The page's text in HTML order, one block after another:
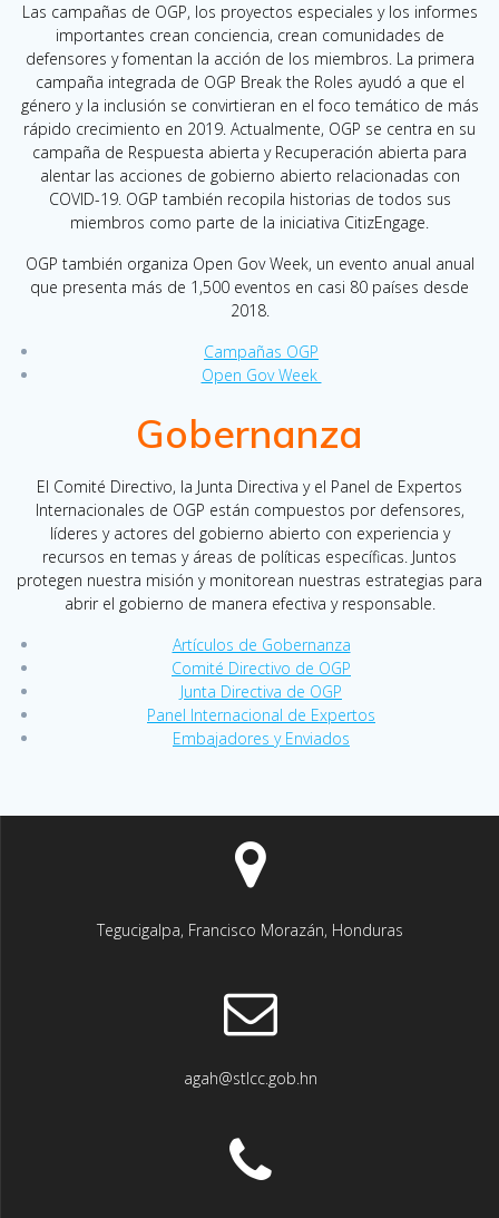
Las campañas de OGP, los proyectos especiales y los informes
importantes crean conciencia, crean comunidades de
defensores y fomentan la acción de los miembros. La primera
campaña integrada de OGP Break the Roles ayudó a que el
género y la inclusión se convirtieran en el foco temático de más
rápido crecimiento en 2019. Actualmente, OGP se centra en su
campaña de Respuesta abierta y Recuperación abierta para
alentar las acciones de gobierno abierto relacionadas con
COVID-19. OGP también recopila historias de todos sus
miembros como parte de la iniciativa CitizEngage.
OGP también organiza Open Gov Week, un evento anual anual
que presenta más de 1,500 eventos en casi 80 países desde
2018.
Campañas OGP
Open Gov Week
Gobernanza
El Comité Directivo, la Junta Directiva y el Panel de Expertos
Internacionales de OGP están compuestos por defensores,
líderes y actores del gobierno abierto con experiencia y
recursos en temas y áreas de políticas específicas. Juntos
protegen nuestra misión y monitorean nuestras estrategias para
abrir el gobierno de manera efectiva y responsable.
Artículos de Gobernanza
Comité Directivo de OGP
Junta Directiva de OGP
Panel Internacional de Expertos
Embajadores y Enviados
Tegucigalpa, Francisco Morazán, Honduras
agah@stlcc.gob.hn